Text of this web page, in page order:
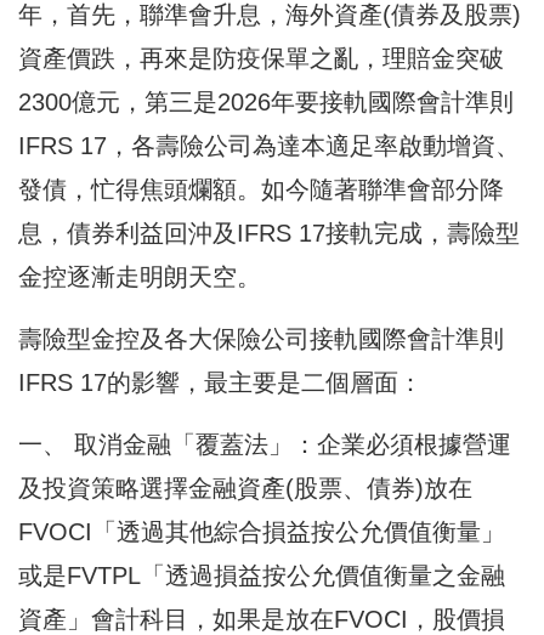
年，首先，聯準會升息，海外資產(債券及股票)
資產價跌，再來是防疫保單之亂，理賠金突破
2300億元，第三是2026年要接軌國際會計準則
IFRS 17，各壽險公司為達本適足率啟動增資、
發債，忙得焦頭爛額。如今隨著聯準會部分降
息，債券利益回沖及IFRS 17接軌完成，壽險型
金控逐漸走明朗天空。
壽險型金控及各大保險公司接軌國際會計準則
IFRS 17的影響，最主要是二個層面：
一、 取消金融「覆蓋法」：企業必須根據營運
及投資策略選擇金融資產(股票、債券)放在
FVOCI「透過其他綜合損益按公允價值衡量」
或是FVTPL「透過損益按公允價值衡量之金融
資產」會計科目，如果是放在FVOCI，股價損